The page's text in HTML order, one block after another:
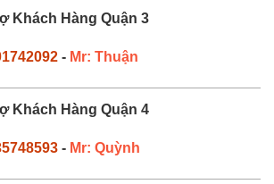
Khách Hàng Quận 3
- Mr: Thuận
Khách Hàng Quận 4
- Mr: Quỳnh